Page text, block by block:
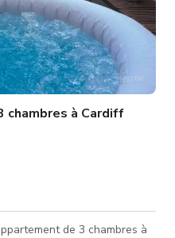
à Cardiff
de 3 chambres à